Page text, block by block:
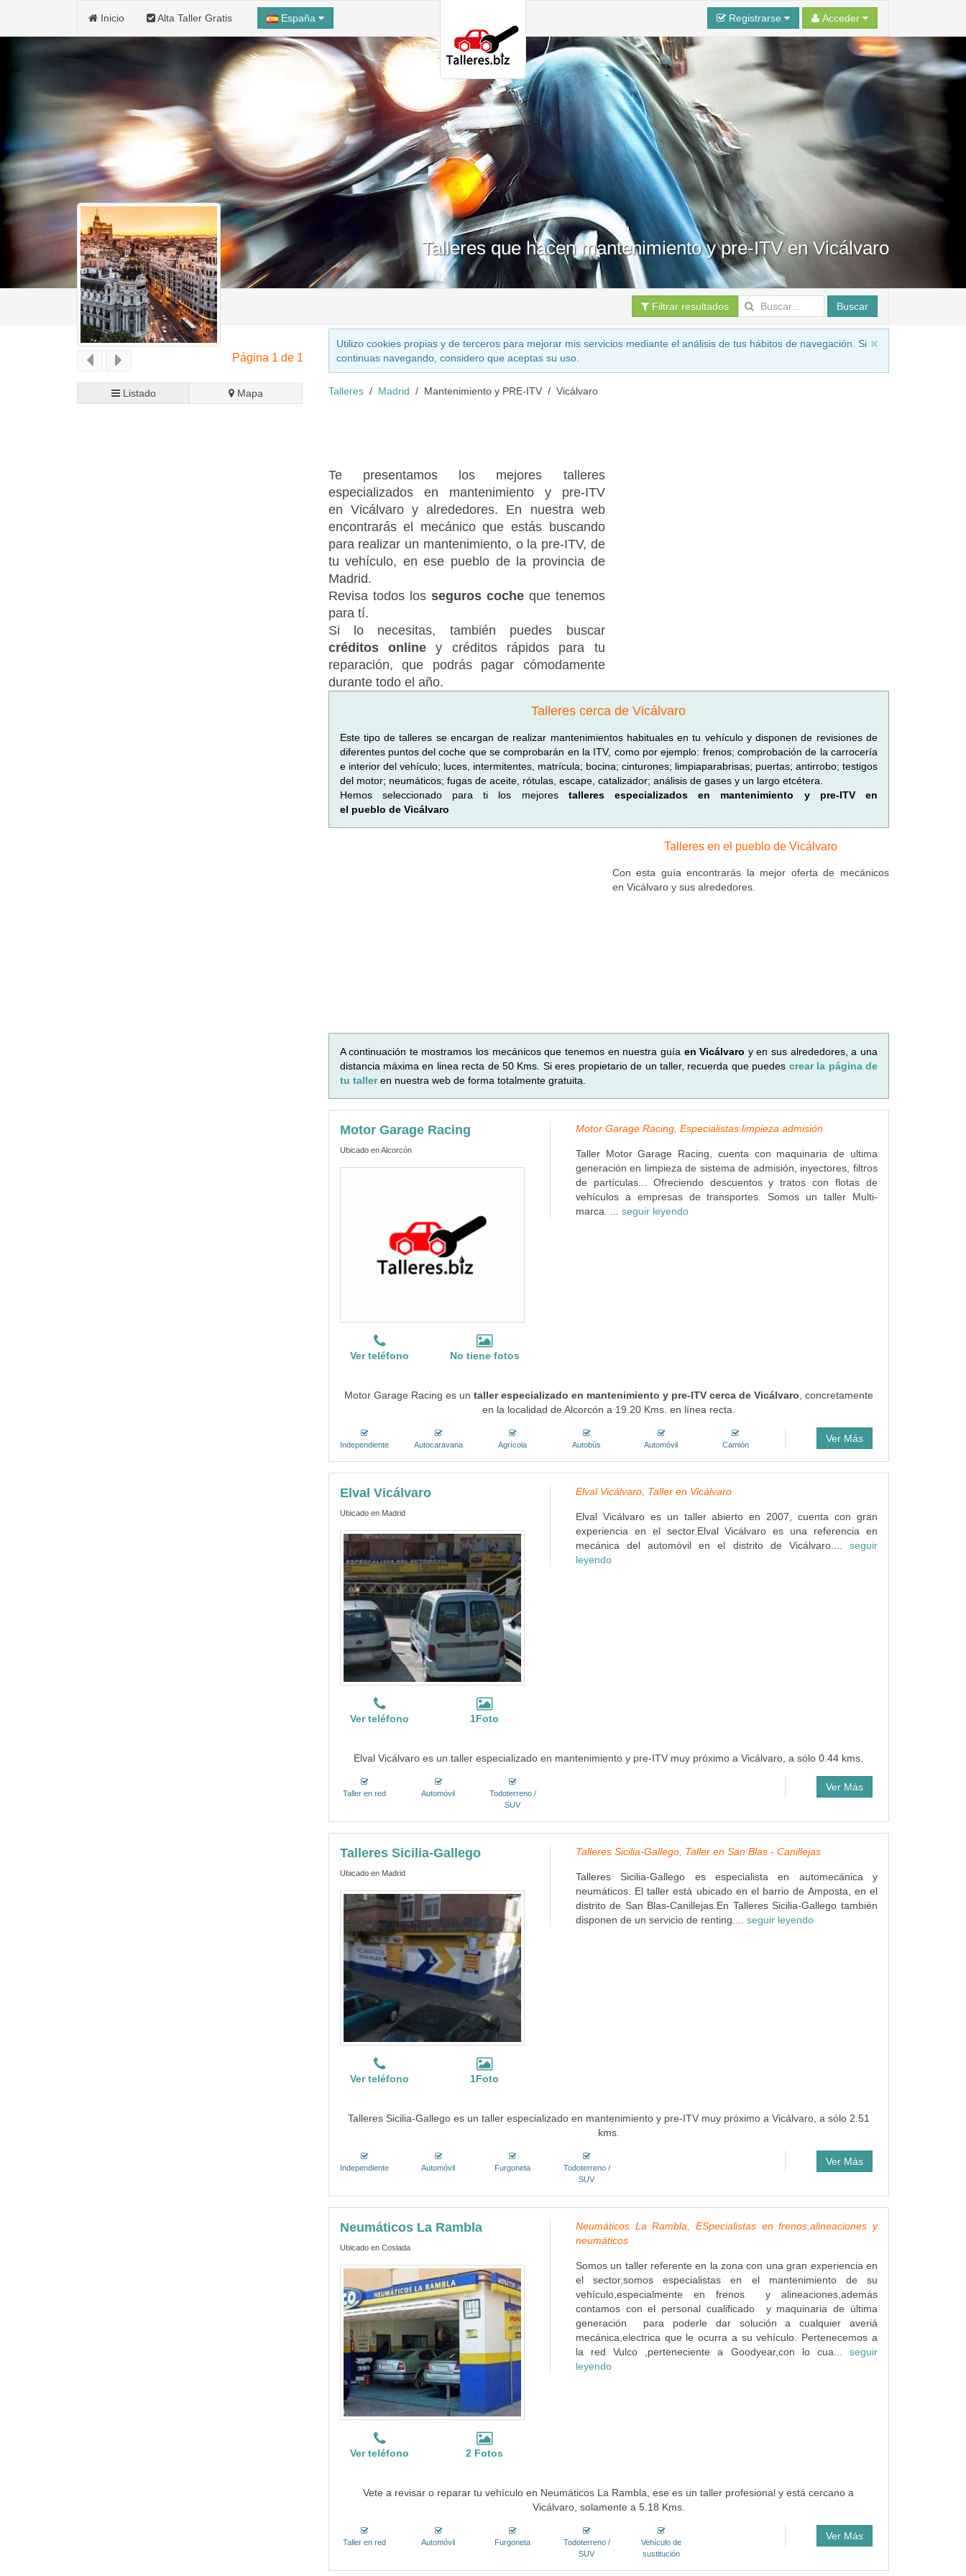
Inicio Alta Taller Gratis España Registrarse Acceder
Talleres que hacen mantenimiento y pre-ITV en Vicálvaro
Filtrar resultados Buscar
Página 1 de 1
Listado Mapa
Utilizo cookies propias y de terceros para mejorar mis servicios mediante el análisis de tus hábitos de navegación. Si
continuas navegando, considero que aceptas su uso.
Talleres Madrid Mantenimiento y PRE-ITV Vicálvaro
Te presentamos los mejores talleres
especializados en mantenimiento y pre-ITV
en Vicálvaro y alrededores. En nuestra web
encontrarás el mecánico que estás buscando
para realizar un mantenimiento, o la pre-ITV, de
tu vehículo, en ese pueblo de la provincia de
Madrid.
Revisa todos los seguros cocheque tenemos
para tí.
Si lo necesitas, también puedes buscar
créditos onliney créditos rápidos para tu
reparación, que podrás pagar cómodamente
durante todo el año.
Talleres cerca de Vicálvaro
Este tipo de talleres se encargan de realizar mantenimientos habituales en tu vehículo y disponen de revisiones de
diferentes puntos del coche que se comprobarán en la ITV, como por ejemplo: frenos; comprobación de la carrocería
e interior del vehículo; luces, intermitentes, matrícula; bocina; cinturones; limpiaparabrisas; puertas; antirrobo; testigos
del motor; neumáticos; fugas de aceite, rótulas, escape, catalizador; análisis de gases y un largo etcétera.
Hemos seleccionado para ti los mejores talleres especializados en mantenimiento y pre-ITV en
el pueblo de Vicálvaro
Talleres en el pueblo de Vicálvaro
Con esta guía encontrarás la mejor oferta de mecánicos
en Vicálvaro y sus alrededores.
A continuación te mostramos los mecánicos que tenemos en nuestra guía en Vicálvaro y en sus alrededores, a una
distancia máxima en linea recta de 50 Kms. Si eres propietario de un taller, recuerda que puedes crear la página de
tu talleren nuestra web de forma totalmente gratuita.
Motor Garage Racing
Ubicado en Alcorcón
Ver teléfono No tiene fotos
Motor Garage Racing, Especialistas limpieza admisión
Taller Motor Garage Racing, cuenta con maquinaria de ultima
generación en limpieza de sistema de admisión, inyectores, filtros
de partículas... Ofreciendo descuentos y tratos con flotas de
vehículos a empresas de transportes. Somos un taller Multi-
marca. ... seguir leyendo
Motor Garage Racing es un taller especializado en mantenimiento y pre-ITV cerca de Vicálvaro , concretamente
en la localidad de Alcorcón a 19.20 Kms. en línea recta.
Independiente Autocaravana Agrícola Autobús Automóvil Camión
Ver Más
Elval Vicálvaro
Ubicado en Madrid
Ver teléfono 1Foto
Elval Vicálvaro, Taller en Vicálvaro
Elval Vicálvaro es un taller abierto en 2007, cuenta con gran
experiencia en el sector.Elval Vicálvaro es una referencia en
mecánica del automóvil en el distrito de Vicálvaro.... seguir
leyendo
Elval Vicálvaro es un taller especializado en mantenimiento y pre-ITV muy próximo a Vicálvaro, a sólo 0.44 kms.
Taller en red Automóvil
Todoterreno /
SUV
Ver Más
Talleres Sicilia-Gallego
Ubicado en Madrid
Ver teléfono 1Foto
Talleres Sicilia-Gallego, Taller en San Blas - Canillejas
Talleres Sicilia-Gallego es especialista en automecánica y
neumáticos. El taller está ubicado en el barrio de Amposta, en el
distrito de San Blas-Canillejas.En Talleres Sicilia-Gallego también
disponen de un servicio de renting.... seguir leyendo
Talleres Sicilia-Gallego es un taller especializado en mantenimiento y pre-ITV muy próximo a Vicálvaro, a sólo 2.51
kms.
Independiente Automóvil Furgoneta
Todoterreno /
SUV
Ver Más
Neumáticos La Rambla
Ubicado en Coslada
Ver teléfono 2 Fotos
Neumáticos La Rambla, ESpecialistas en frenos,alineaciones y
neumáticos
Somos un taller referente en la zona con una gran experiencia en
el sector,somos especialistas en el mantenimiento de su
vehículo,especialmente en frenos y alineaciones,además
contamos con el personal cualificado y maquinaria de última
generación para poderle dar solución a cualquier averiá
mecánica,electrica que le ocurra a su vehículo. Pertenecemos a
la red Vulco ,perteneciente a Goodyear,con lo cua... seguir
leyendo
Vete a revisar o reparar tu vehículo en Neumáticos La Rambla, ese es un taller profesional y está cercano a
Vicálvaro, solamente a 5.18 Kms.
Taller en red Automóvil Furgoneta
Todoterreno /
SUV
Vehículo de
sustitución
Ver Más